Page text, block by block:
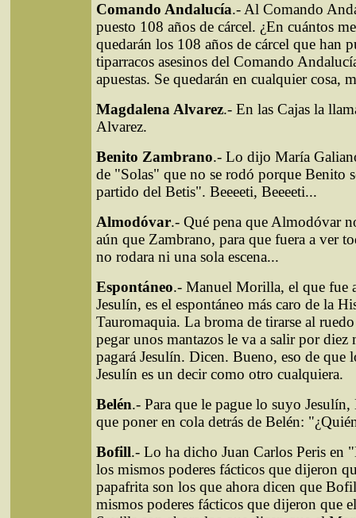
Comando Andalucía.- Al Comando
puesto 108 años de cárcel. ¿En cuántos
quedarán los 108 años de cárcel que han
tiparracos asesinos del Comando
apuestas. Se quedarán en cualquier cosa,
Magdalena Alvarez.- En las Cajas la
Alvarez.
Benito Zambrano.- Lo dijo María
de "Solas" que no se rodó porque Benito
partido del Betis". Beeeeti, Beeeeti...
Almodóvar.- Qué pena que Almodóvar
aún que Zambrano, para que fuera a ver
no rodara ni una sola escena...
Espontáneo.- Manuel Morilla, el que fue
Jesulín, es el espontáneo más caro de la
Tauromaquia. La broma de tirarse al
pegar unos mantazos le va a salir por
pagará Jesulín. Dicen. Bueno, eso de que
Jesulín es un decir como otro cualquiera.
Belén.- Para que le pague lo suyo
que poner en cola detrás de Belén:
Bofill.- Lo ha dicho Juan Carlos Peris en
los mismos poderes fácticos que dijeron
papafrita son los que ahora dicen que
mismos poderes fácticos que dijeron que